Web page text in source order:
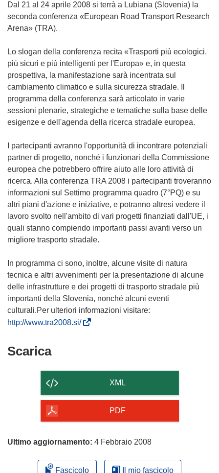
Dal 21 al 24 aprile 2008 si terrà a Lubiana (Slovenia) la
seconda conferenza «European Road Transport Research
Arena» (TRA).
Lo slogan della conferenza recita «Trasporti più ecologici,
più sicuri e più intelligenti per l'Europa» e, in questa
prospettiva, la manifestazione sarà incentrata sul
cambiamento climatico e sulla sicurezza stradale. Il
programma della conferenza sarà articolato in varie
sessioni plenarie, strategiche e tematiche sulla base delle
esigenze e dell'agenda della ricerca stradale europea.
I partecipanti avranno l'opportunità di incontrare potenziali
partner di progetto, nonché i funzionari della Commissione
europea che potrebbero offrire aiuto alle loro attività di
ricerca. Alla conferenza TRA 2008 i partecipanti troveranno
informazioni sul Settimo programma quadro (7°PQ) e su
altri piani d'azione e iniziative, e potranno altresì vedere il
lavoro svolto nell'ambito di vari progetti finanziati dall'UE, i
quali stanno compiendo importanti passi avanti verso un
migliore trasporto stradale.
In programma ci sono, inoltre, alcune visite di natura
tecnica e altri avvenimenti per la presentazione di alcune
delle infrastrutture e dei progetti di trasporto stradale più
importanti della Slovenia, nonché alcuni eventi
culturali.Per ulteriori informazioni visitare:
http://www.tra2008.si/(
n
n
ScaricaScarica
contenuto
della
pagina
XML
PDF
Ultimo aggiornamento: 4 Febbraio 2008
Fascicolo Il mio fascicolo